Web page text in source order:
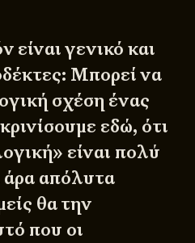
είναι γενικό και
Μπορεί να
σχέση ένας
εδώ, ότι
είναι πολύ
άρα απόλυτα
θα την
που οι